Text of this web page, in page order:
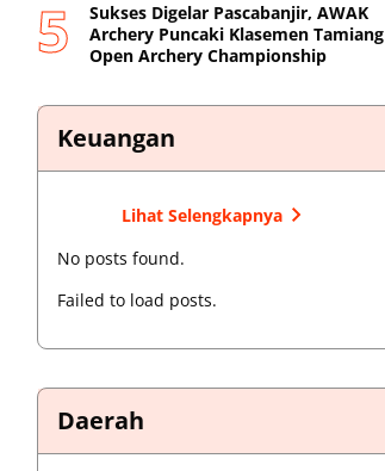
Sukses Digelar Pascabanjir, AWAK
Archery Puncaki Klasemen Tamiang
Open Archery Championship
Keuangan
Lihat Selengkapnya
No posts found.
Failed to load posts.
Daerah